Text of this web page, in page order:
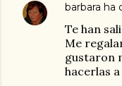
barbara ha
Te han
Me
gustaron
hacerlas